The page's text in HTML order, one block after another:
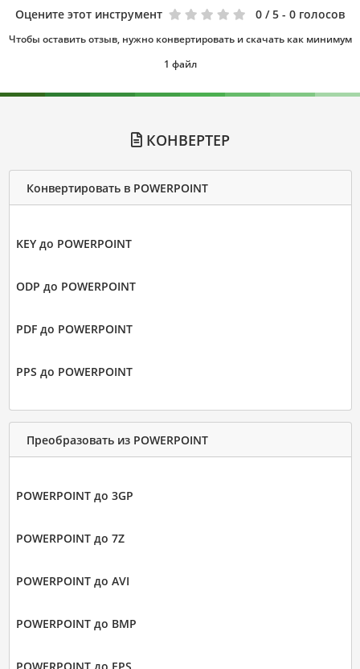
Оцените этот инструмент 0 / 5 - 0 голосов
Чтобы оставить отзыв, нужно конвертировать и скачать как минимум
1 файл
КОНВЕРТЕР
Конвертировать в POWERPOINT
KEY до POWERPOINT
ODP до POWERPOINT
PDF до POWERPOINT
PPS до POWERPOINT
Преобразовать из POWERPOINT
POWERPOINT до 3GP
POWERPOINT до 7Z
POWERPOINT до AVI
POWERPOINT до BMP